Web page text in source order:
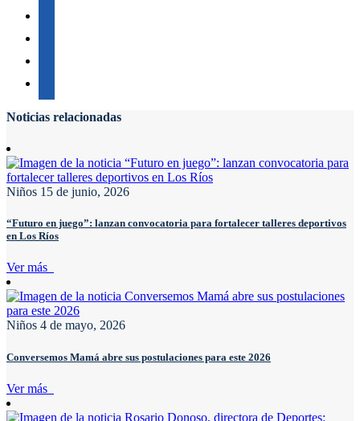
Noticias relacionadas
Niños 15 de junio, 2026
“Futuro en juego”: lanzan convocatoria para fortalecer talleres deportivos
en Los Ríos
Ver más
Niños 4 de mayo, 2026
Conversemos Mamá abre sus postulaciones para este 2026
Ver más